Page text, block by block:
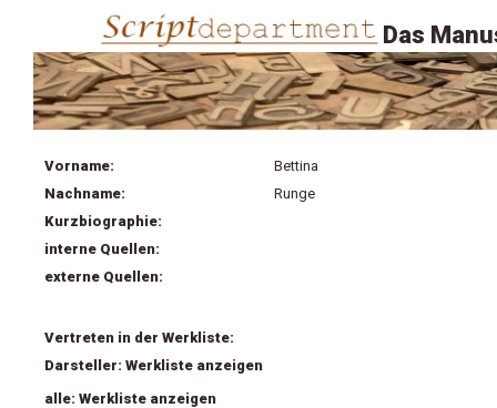
Das
Vorname:
Bettina
Nachname:
Runge
Kurzbiographie:
interne Quellen:
externe Quellen:
Vertreten in der Werkliste:
Darsteller: Werkliste anzeigen
alle: Werkliste anzeigen